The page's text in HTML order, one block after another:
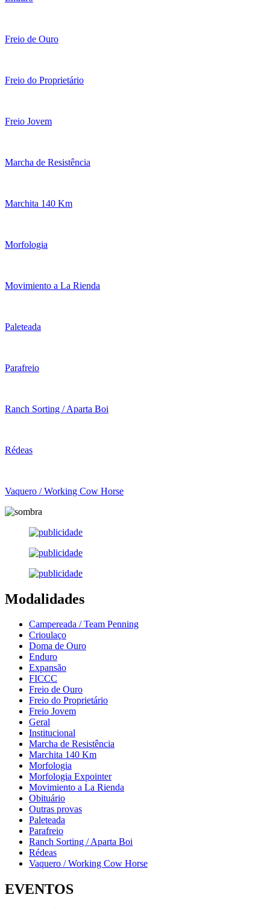
Freio de Ouro
Freio do Proprietário
Freio Jovem
Marcha de Resistência
Marchita 140 Km
Morfologia
Movimiento a La Rienda
Paleteada
Parafreio
Ranch Sorting / Aparta Boi
Rédeas
Vaquero / Working Cow Horse
Modalidades
Campereada / Team Penning
Crioulaço
Doma de Ouro
Enduro
Expansão
FICCC
Freio de Ouro
Freio do Proprietário
Freio Jovem
Geral
Institucional
Marcha de Resistência
Marchita 140 Km
Morfologia
Morfologia Expointer
Movimiento a La Rienda
Obituário
Outras provas
Paleteada
Parafreio
Ranch Sorting / Aparta Boi
Rédeas
Vaquero / Working Cow Horse
EVENTOS